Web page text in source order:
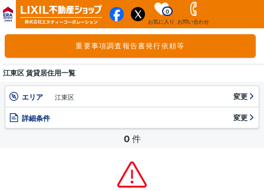
お気に入り
0
お問い合わせ
重要事項調査報告書発行依頼等
江東区 賃貸居住用一覧
エリア 江東区 変更
詳細条件 変更
0 件